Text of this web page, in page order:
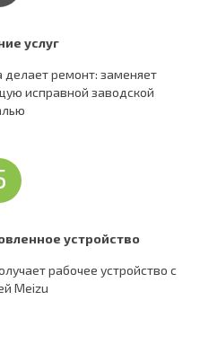
услуг
делает ремонт: заменяет
исправной заводской
устройство
рабочее устройство c
Meizu